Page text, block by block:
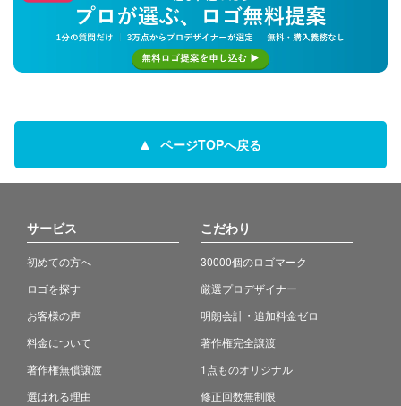
ページTOPへ戻る
サービス
初めての方へ
ロゴを探す
お客様の声
料金について
著作権無償譲渡
選ばれる理由
こだわり
30000個のロゴマーク
厳選プロデザイナー
明朗会計・追加料金ゼロ
著作権完全譲渡
1点ものオリジナル
修正回数無制限